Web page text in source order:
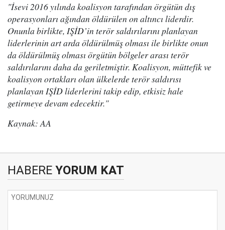
"İsevi 2016 yılında koalisyon tarafından örgütün dış
operasyonları ağından öldürülen on altıncı liderdir.
Onunla birlikte, IŞİD’in terör saldırılarını planlayan
liderlerinin art arda öldürülmüş olması ile birlikte onun
da öldürülmüş olması örgütün bölgeler arası terör
saldırılarını daha da geriletmiştir. Koalisyon, müttefik ve
koalisyon ortakları olan ülkelerde terör saldırısı
planlayan IŞİD liderlerini takip edip, etkisiz hale
getirmeye devam edecektir."
Kaynak: AA
HABERE YORUM KAT